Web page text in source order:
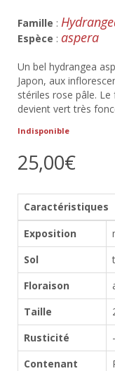
Famille :
Espèce : aspera
Un bel hydrangea
Japon, aux
stériles rose pâle.
devient vert très
Indisponible
25,00€
Caractéristiques
Exposition
Sol
Floraison
Taille
Rusticité
Contenant